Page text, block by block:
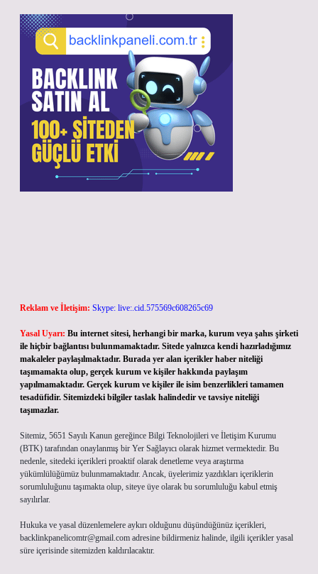
Reklam ve İletişim: Skype: live:.cid.575569c608265c69
Yasal Uyarı: Bu internet sitesi, herhangi bir marka, kurum veya şahıs şirketi
ile hiçbir bağlantısı bulunmamaktadır. Sitede yalnızca kendi hazırladığımız
makaleler paylaşılmaktadır. Burada yer alan içerikler haber niteliği
taşımamakta olup, gerçek kurum ve kişiler hakkında paylaşım
yapılmamaktadır. Gerçek kurum ve kişiler ile isim benzerlikleri tamamen
tesadüfidir. Sitemizdeki bilgiler taslak halindedir ve tavsiye niteliği
taşımazlar.
Sitemiz, 5651 Sayılı Kanun gereğince Bilgi Teknolojileri ve İletişim Kurumu
(BTK) tarafından onaylanmış bir Yer Sağlayıcı olarak hizmet vermektedir. Bu
nedenle, sitedeki içerikleri proaktif olarak denetleme veya araştırma
yükümlülüğümüz bulunmamaktadır. Ancak, üyelerimiz yazdıkları içeriklerin
sorumluluğunu taşımakta olup, siteye üye olarak bu sorumluluğu kabul etmiş
sayılırlar.
Hukuka ve yasal düzenlemelere aykırı olduğunu düşündüğünüz içerikleri,
backlinkpanelicomtr@gmail.com adresine bildirmeniz halinde, ilgili içerikler yasal
süre içerisinde sitemizden kaldırılacaktır.